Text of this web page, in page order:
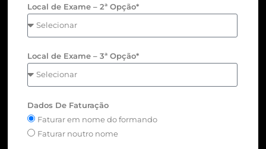
Local de Exame – 2ª Opção*
Local de Exame – 3ª Opção*
Dados De Faturação
Faturar em nome do formando
Faturar noutro nome